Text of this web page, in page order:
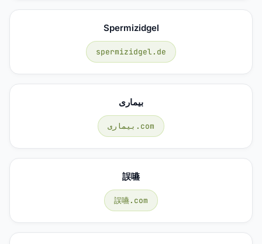
Spermizidgel
spermizidgel.de
بیماری
بیماری.com
誤嚥
誤嚥.com